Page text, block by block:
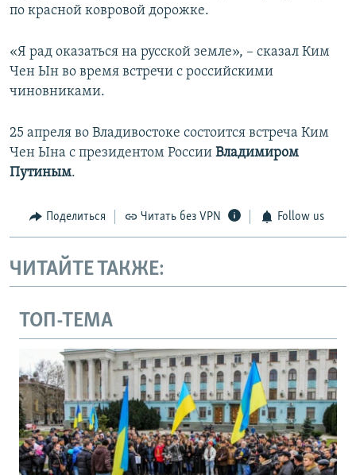
по красной ковровой дорожке.
«Я рад оказаться на русской земле», – сказал Ким
Чен Ын во время встречи с российскими
чиновниками.
25 апреля во Владивостоке состоится встреча Ким
Чен Ына с президентом России Владимиром
Путиным.
Поделиться Читать без VPN Follow us
ЧИТАЙТЕ ТАКЖЕ:
ТОП-ТЕМА